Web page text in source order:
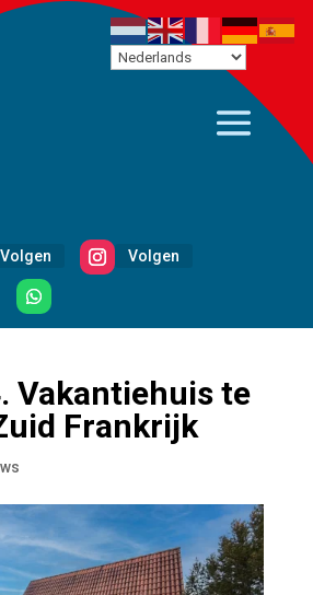
Volgen Volgen
Vakantiehuis te
Frankrijk